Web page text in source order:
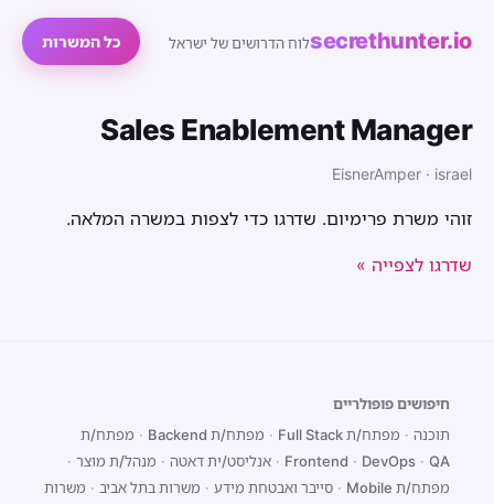
secrethunter.ioלוח הדרושים של ישראל כל המשרות
Sales Enablement Manager
EisnerAmper · israel
זוהי משרת פרימיום. שדרגו כדי לצפות במשרה המלאה.
שדרגו לצפייה »
חיפושים פופולריים
תוכנה · מפתח/ת Full Stack · מפתח/ת Backend · מפתח/ת
Frontend · DevOps · QA
· אנליסט/ית דאטה · מנהל/ת מוצר ·
מפתח/ת Mobile
· סייבר ואבטחת מידע · משרות בתל אביב · משרות